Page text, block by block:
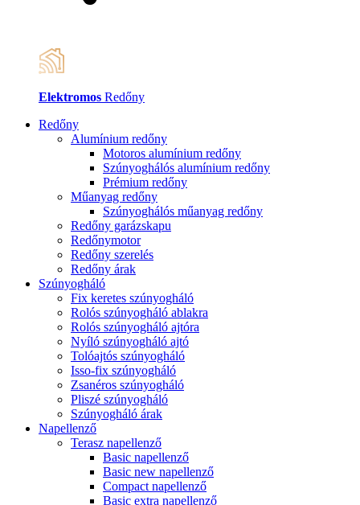
Elektromos Redőny
Redőny
Alumínium redőny
Motoros alumínium redőny
Szúnyoghálós alumínium redőny
Prémium redőny
Műanyag redőny
Szúnyoghálós műanyag redőny
Redőny garázskapu
Redőnymotor
Redőny szerelés
Redőny árak
Szúnyogháló
Fix keretes szúnyogháló
Rolós szúnyogháló ablakra
Rolós szúnyogháló ajtóra
Nyíló szúnyogháló ajtó
Tolóajtós szúnyogháló
Isso-fix szúnyogháló
Zsanéros szúnyogháló
Pliszé szúnyogháló
Szúnyogháló árak
Napellenző
Terasz napellenző
Basic napellenző
Basic new napellenző
Compact napellenző
Basic extra napellenző